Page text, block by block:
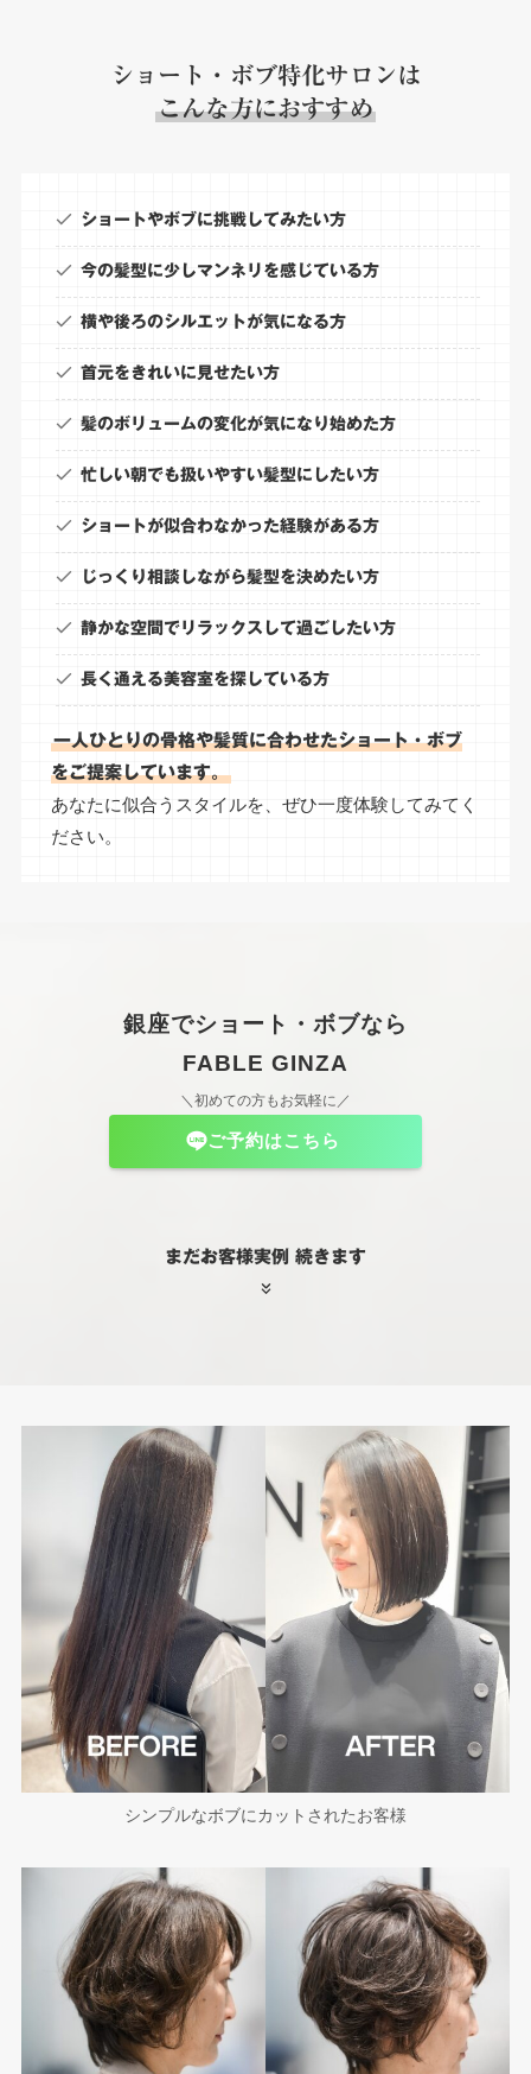
ショート・ボブ特化サロンは
こんな方におすすめ
ショートやボブに挑戦してみたい方
今の髪型に少しマンネリを感じている方
横や後ろのシルエットが気になる方
首元をきれいに見せたい方
髪のボリュームの変化が気になり始めた方
忙しい朝でも扱いやすい髪型にしたい方
ショートが似合わなかった経験がある方
じっくり相談しながら髪型を決めたい方
静かな空間でリラックスして過ごしたい方
長く通える美容室を探している方
一人ひとりの骨格や髪質に合わせたショート・ボブ
をご提案しています。
あなたに似合うスタイルを、ぜひ一度体験してみてく
ださい。
銀座でショート・ボブなら
FABLE GINZA
＼初めての方もお気軽に／
ご予約はこちら
まだお客様実例 続きます
シンプルなボブにカットされたお客様